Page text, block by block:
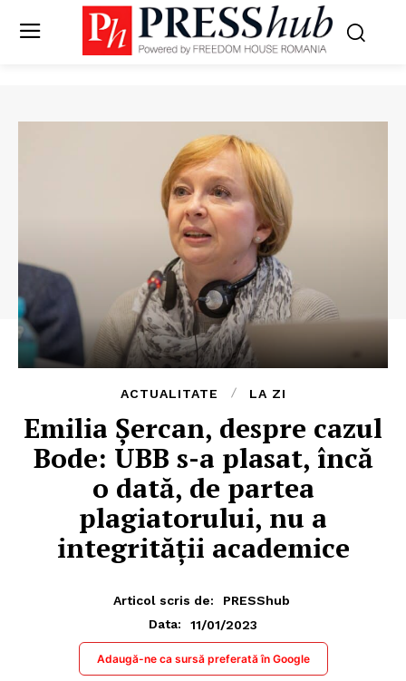
ACTUALITATE LA ZI
Emilia Șercan, despre cazul
Bode: UBB s-a plasat, încă
o dată, de partea
plagiatorului, nu a
integrității academice
Articol scris de:
PRESShub
Data:
11/01/2023
Adaugă-ne ca sursă preferată în Google